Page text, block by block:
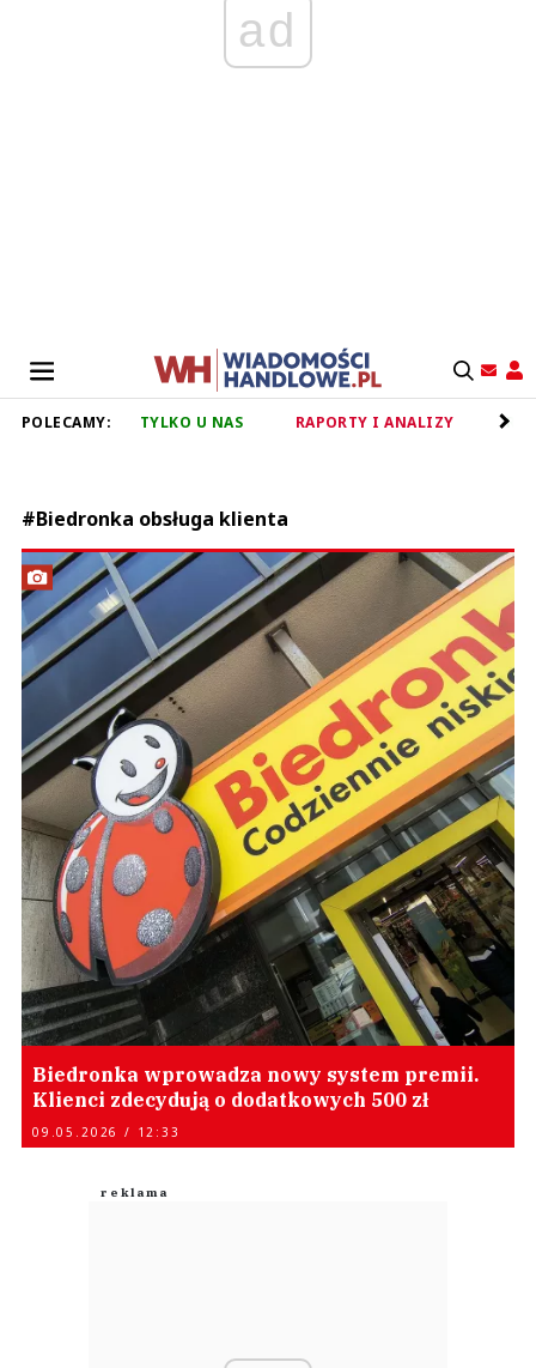
ad
POLECAMY: TYLKO U NAS RAPORTY I ANALIZY
#Biedronka obsługa klienta
Biedronka wprowadza nowy system premii.
Klienci zdecydują o dodatkowych 500 zł
09.05.2026 / 12:33